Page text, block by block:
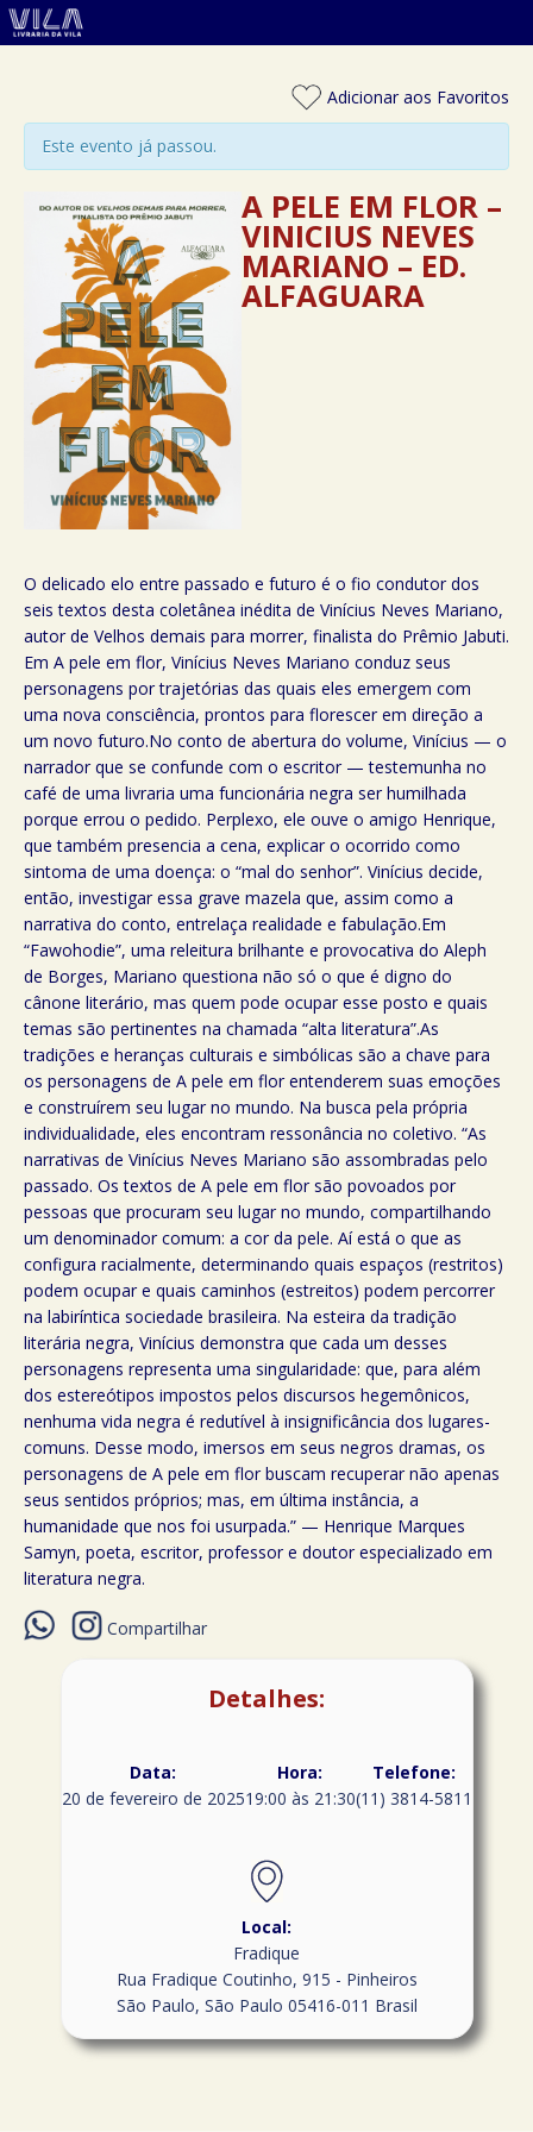
Adicionar aos Favoritos
Este evento já passou.
A PELE EM FLOR –
VINICIUS NEVES
MARIANO – ED.
ALFAGUARA
O delicado elo entre passado e futuro é o fio condutor dos
seis textos desta coletânea inédita de Vinícius Neves Mariano,
autor de Velhos demais para morrer, finalista do Prêmio Jabuti.
Em A pele em flor, Vinícius Neves Mariano conduz seus
personagens por trajetórias das quais eles emergem com
uma nova consciência, prontos para florescer em direção a
um novo futuro.No conto de abertura do volume, Vinícius — o
narrador que se confunde com o escritor — testemunha no
café de uma livraria uma funcionária negra ser humilhada
porque errou o pedido. Perplexo, ele ouve o amigo Henrique,
que também presencia a cena, explicar o ocorrido como
sintoma de uma doença: o “mal do senhor”. Vinícius decide,
então, investigar essa grave mazela que, assim como a
narrativa do conto, entrelaça realidade e fabulação.Em
“Fawohodie”, uma releitura brilhante e provocativa do Aleph
de Borges, Mariano questiona não só o que é digno do
cânone literário, mas quem pode ocupar esse posto e quais
temas são pertinentes na chamada “alta literatura”.As
tradições e heranças culturais e simbólicas são a chave para
os personagens de A pele em flor entenderem suas emoções
e construírem seu lugar no mundo. Na busca pela própria
individualidade, eles encontram ressonância no coletivo. “As
narrativas de Vinícius Neves Mariano são assombradas pelo
passado. Os textos de A pele em flor são povoados por
pessoas que procuram seu lugar no mundo, compartilhando
um denominador comum: a cor da pele. Aí está o que as
configura racialmente, determinando quais espaços (restritos)
podem ocupar e quais caminhos (estreitos) podem percorrer
na labiríntica sociedade brasileira. Na esteira da tradição
literária negra, Vinícius demonstra que cada um desses
personagens representa uma singularidade: que, para além
dos estereótipos impostos pelos discursos hegemônicos,
nenhuma vida negra é redutível à insignificância dos lugares-
comuns. Desse modo, imersos em seus negros dramas, os
personagens de A pele em flor buscam recuperar não apenas
seus sentidos próprios; mas, em última instância, a
humanidade que nos foi usurpada.” — Henrique Marques
Samyn, poeta, escritor, professor e doutor especializado em
literatura negra.
Compartilhar
Detalhes:
Data:
20 de fevereiro de 2025
Hora:
19:00 às 21:30
Telefone:
(11) 3814-5811
Local:
Fradique
Rua Fradique Coutinho, 915 - Pinheiros
São Paulo, São Paulo 05416-011 Brasil